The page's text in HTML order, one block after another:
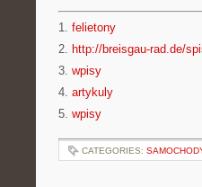
1. felietony
2. http://breisgau-rad.de/
3. wpisy
4. artykuly
5. wpisy
CATEGORIES: